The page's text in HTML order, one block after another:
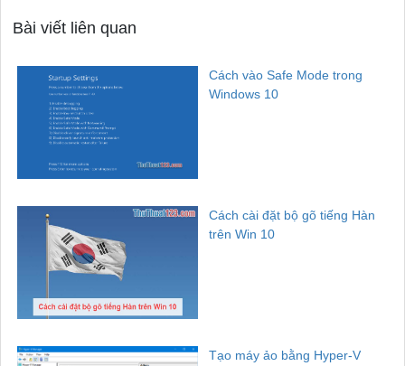
Bài viết liên quan
Cách vào Safe Mode trong
Windows 10
Cách cài đặt bộ gõ tiếng Hàn
trên Win 10
Tạo máy ảo bằng Hyper-V